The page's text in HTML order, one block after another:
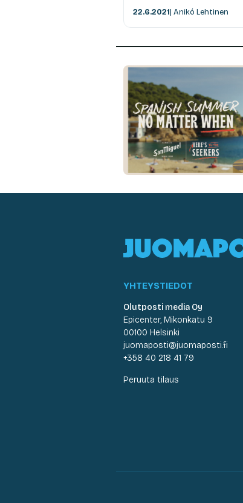
22.6.2021| Anikó Lehtinen
YHTEYSTIEDOT
Olutposti media Oy
Epicenter, Mikonkatu 9
00100 Helsinki
juomaposti@juomaposti.fi
+358 40 218 41 79
Peruuta tilaus